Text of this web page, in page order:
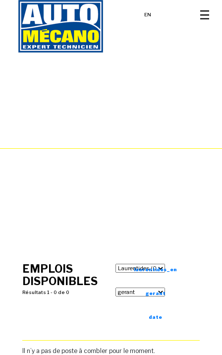
EN
EMPLOIS
DISPONIBLES
Résultats 1 - 0 de 0
laurentides_en
gerant
date
Il n’y a pas de poste à combler pour le moment.